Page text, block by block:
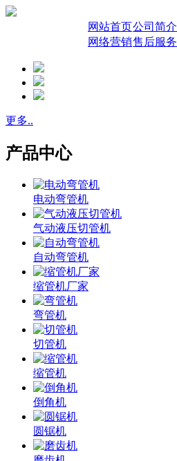
网站首页公司简介
网络营销售后服务
更多..
产品中心
电动弯管机
气动液压切管机
自动弯管机
缩管机厂家
弯管机
切管机
缩管机
倒角机
圆锯机